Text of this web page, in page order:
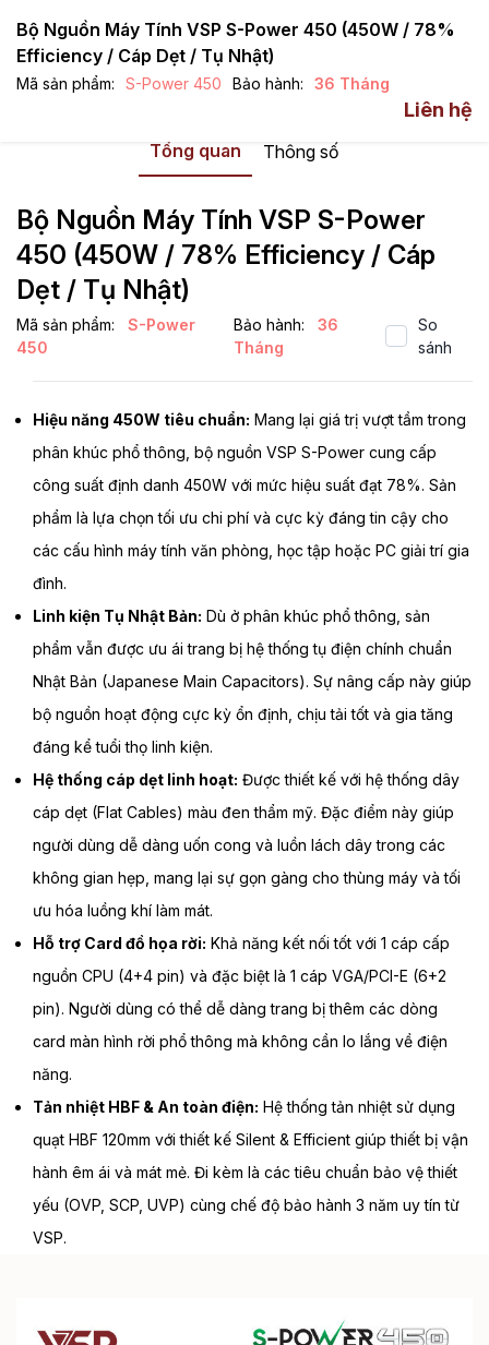
Bộ Nguồn Máy Tính VSP S-Power 450 (450W / 78%
Efficiency / Cáp Dẹt / Tụ Nhật)
Mã sản phẩm: S-Power 450 Bảo hành: 36 Tháng
Liên hệ
Tổng quan Thông số
Bộ Nguồn Máy Tính VSP S-Power
450 (450W / 78% Efficiency / Cáp
Dẹt / Tụ Nhật)
Mã sản phẩm:
S-Power
450
Bảo hành:
36
Tháng
So
sánh
Hiệu năng 450W tiêu chuẩn: Mang lại giá trị vượt tầm trong
phân khúc phổ thông, bộ nguồn VSP S-Power cung cấp
công suất định danh 450W với mức hiệu suất đạt 78%. Sản
phẩm là lựa chọn tối ưu chi phí và cực kỳ đáng tin cậy cho
các cấu hình máy tính văn phòng, học tập hoặc PC giải trí gia
đình.
Linh kiện Tụ Nhật Bản: Dù ở phân khúc phổ thông, sản
phẩm vẫn được ưu ái trang bị hệ thống tụ điện chính chuẩn
Nhật Bản (Japanese Main Capacitors). Sự nâng cấp này giúp
bộ nguồn hoạt động cực kỳ ổn định, chịu tải tốt và gia tăng
đáng kể tuổi thọ linh kiện.
Hệ thống cáp dẹt linh hoạt: Được thiết kế với hệ thống dây
cáp dẹt (Flat Cables) màu đen thẩm mỹ. Đặc điểm này giúp
người dùng dễ dàng uốn cong và luồn lách dây trong các
không gian hẹp, mang lại sự gọn gàng cho thùng máy và tối
ưu hóa luồng khí làm mát.
Hỗ trợ Card đồ họa rời: Khả năng kết nối tốt với 1 cáp cấp
nguồn CPU (4+4 pin) và đặc biệt là 1 cáp VGA/PCI-E (6+2
pin). Người dùng có thể dễ dàng trang bị thêm các dòng
card màn hình rời phổ thông mà không cần lo lắng về điện
năng.
Tản nhiệt HBF & An toàn điện: Hệ thống tản nhiệt sử dụng
quạt HBF 120mm với thiết kế Silent & Efficient giúp thiết bị vận
hành êm ái và mát mẻ. Đi kèm là các tiêu chuẩn bảo vệ thiết
yếu (OVP, SCP, UVP) cùng chế độ bảo hành 3 năm uy tín từ
VSP.